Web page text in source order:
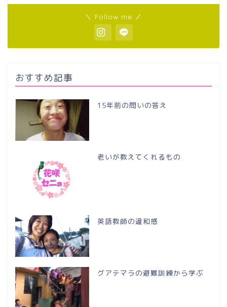
＼ Follow me ／
おすすめ記事
15年前の問いの答え
老いが教えてくれるもの
英語教師の違和感
グアテマラの避難訓練から学ぶ